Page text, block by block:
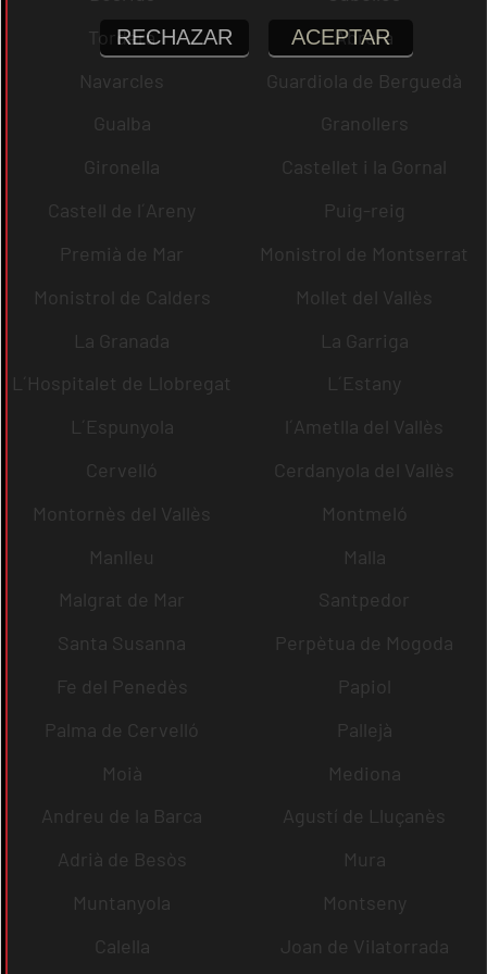
Tordera
Abrera
Navarcles
Guardiola de Berguedà
Gualba
Granollers
Gironella
Castellet i la Gornal
Castell de l´Areny
Puig-reig
Premià de Mar
Monistrol de Montserrat
Monistrol de Calders
Mollet del Vallès
La Granada
La Garriga
L´Hospitalet de Llobregat
L´Estany
L´Espunyola
l´Ametlla del Vallès
Cervelló
Cerdanyola del Vallès
Montornès del Vallès
Montmeló
Manlleu
Malla
Malgrat de Mar
Santpedor
Santa Susanna
Perpètua de Mogoda
Fe del Penedès
Papiol
Palma de Cervelló
Pallejà
Moià
Mediona
Andreu de la Barca
Agustí de Lluçanès
Adrià de Besòs
Mura
Muntanyola
Montseny
Calella
Joan de Vilatorrada
RECHAZAR ACEPTAR